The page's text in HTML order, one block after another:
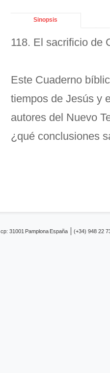
Sinopsis
118. El sacrificio de
Este Cuaderno
tiempos de Jesús y
autores del Nuevo
¿qué conclusiones
cp: 31001 Pamplona España (+34) 948 22